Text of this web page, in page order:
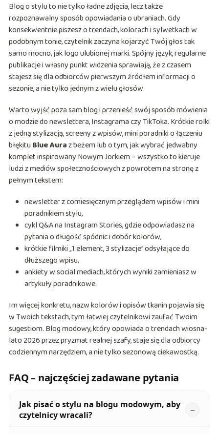
Blog o stylu to nie tylko ładne zdjęcia, lecz także
rozpoznawalny sposób opowiadania o ubraniach. Gdy
konsekwentnie piszesz o trendach, kolorach i sylwetkach w
podobnym tonie, czytelnik zaczyna kojarzyć Twój głos tak
samo mocno, jak logo ulubionej marki. Spójny język, regularne
publikacje i własny punkt widzenia sprawiają, że z czasem
stajesz się dla odbiorców pierwszym źródłem informacji o
sezonie, a nie tylko jednym z wielu głosów.
Warto wyjść poza sam blog i przenieść swój sposób mówienia
o modzie do newslettera, Instagrama czy TikToka. Krótkie rolki
z jedną stylizacją, screeny z wpisów, mini poradniki o łączeniu
błękituBlue Auraz beżem lub o tym, jak wybrać jedwabny
komplet inspirowany Nowym Jorkiem – wszystko to kieruje
ludzi z mediów społecznościowych z powrotem na stronę z
pełnym tekstem:
newsletter z comiesięcznym przeglądem wpisów i mini
poradnikiem stylu,
cykl Q&A na Instagram Stories, gdzie odpowiadasz na
pytania o długość spódnic i dobór kolorów,
krótkie filmiki „1 element, 3 stylizacje” odsyłające do
dłuższego wpisu,
ankiety w social mediach, których wyniki zamieniasz w
artykuły poradnikowe.
Im więcej konkretu, nazw kolorów i opisów tkanin pojawia się
w Twoich tekstach, tym łatwiej czytelnikowi zaufać Twoim
sugestiom. Blog modowy, który opowiada o trendach wiosna-
lato 2026 przez pryzmat realnej szafy, staje się dla odbiorcy
codziennym narzędziem, a nie tylko sezonową ciekawostką.
FAQ – najczęściej zadawane pytania
Jak pisać o stylu na blogu modowym, aby
czytelnicy wracali?